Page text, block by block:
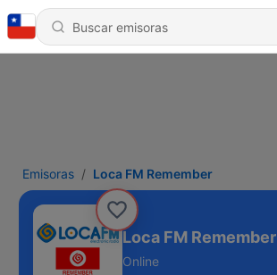
Emisoras Loca FM Remember
Loca FM Remember
Online